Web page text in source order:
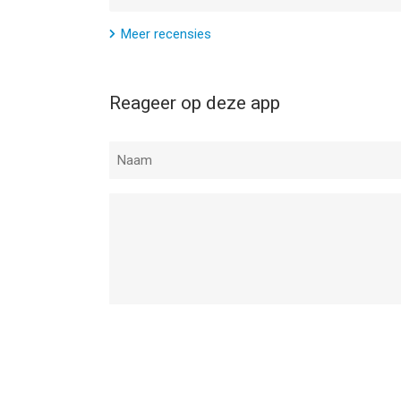
Meer recensies
Reageer op deze app